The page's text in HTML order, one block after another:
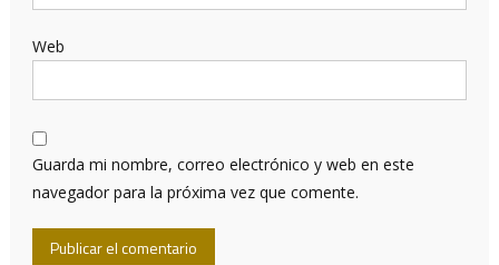
Web
Guarda mi nombre, correo electrónico y web en este
navegador para la próxima vez que comente.